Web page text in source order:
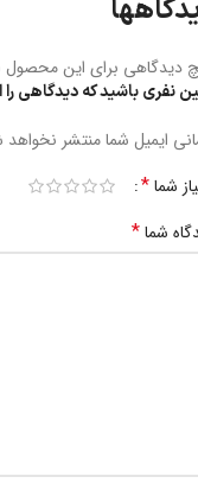
دیدگاهی برای این
نفری باشید که دیدگاهی
ایمیل شما منتشر
شما*
شما*